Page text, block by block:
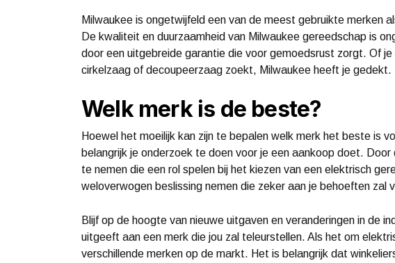
Milwaukee is ongetwijfeld een van de meest gebruikte merken
De kwaliteit en duurzaamheid van Milwaukee gereedschap is
door een uitgebreide garantie die voor gemoedsrust zorgt. Of je
cirkelzaag of decoupeerzaag zoekt, Milwaukee heeft je gedekt.
Welk merk is de beste?
Hoewel het moeilijk kan zijn te bepalen welk merk het beste is
belangrijk je onderzoek te doen voor je een aankoop doet.
te nemen die een rol spelen bij het kiezen van een elektrisch
weloverwogen beslissing nemen die zeker aan je behoeften zal
Blijf op de hoogte van nieuwe uitgaven en veranderingen in de
uitgeeft aan een merk die jou zal teleurstellen. Als het om
verschillende merken op de markt. Het is belangrijk dat